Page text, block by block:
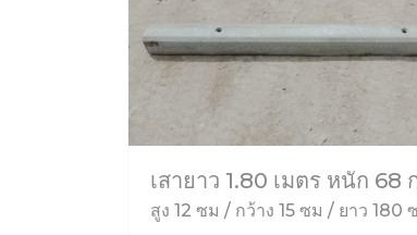
เสายาว 1.80 เมตร หนัก 68
สูง 12 ซม / กว้าง 15 ซม / ยาว 180